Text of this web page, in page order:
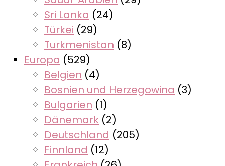
Sri Lanka (24)
Türkei (29)
Turkmenistan (8)
Europa (529)
Belgien (4)
Bosnien und Herzegowina (3)
Bulgarien (1)
Dänemark (2)
Deutschland (205)
Finnland (12)